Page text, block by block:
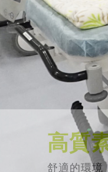
高質
舒適的環
會。